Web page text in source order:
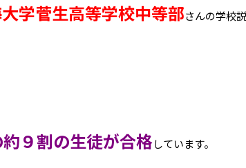
学菅生高等学校中等部さんの学校
９割の生徒が合格しています。